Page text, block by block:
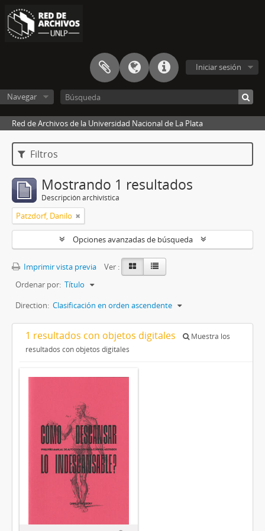
Iniciar sesión
Navegar
Red de Archivos de la Universidad Nacional de La Plata
Filtros
Mostrando 1 resultados
Descripción archivística
Patzdorf, Danilo
Opciones avanzadas de búsqueda
Imprimir vista previa
Ver :
Ordenar por: Título
Direction: Clasificación en orden ascendente
1 resultados con objetos digitales
Muestra los
resultados con objetos digitales